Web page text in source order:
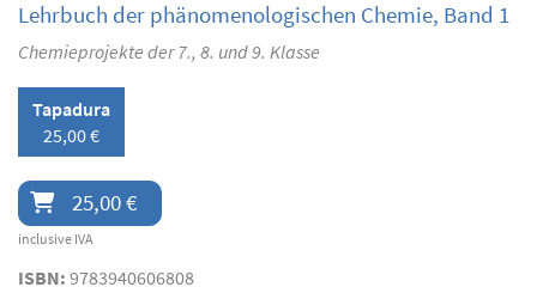
Lehrbuch der phänomenologischen Chemie, Band 1
Chemieprojekte der 7., 8. und 9. Klasse
Tapadura
25,00 €
25,00 €
inclusive IVA
ISBN: 9783940606808